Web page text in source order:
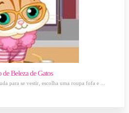
de Beleza de Gatos
para se vestir, escolha uma roupa fofa e ...